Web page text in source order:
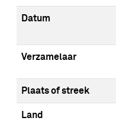
Datum
Verzamelaar
Plaats of streek
Land